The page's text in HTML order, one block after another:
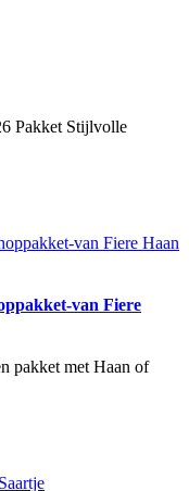
Pakket Stijlvolle
van Fiere
pakket met Haan of